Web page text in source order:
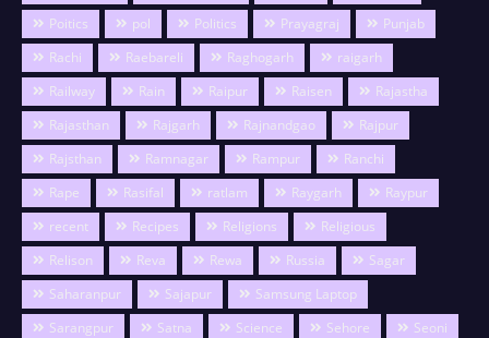
Poitics
pol Politics Prayagraj
Punjab
Rachi
Raebareli Raghogarh
raigarh
Railway
Rain Raipur Raisen
Rajastha
Rajasthan
Rajgarh Rajnandgao
Rajpur
Rajsthan
Ramnagar Rampur
Ranchi
Rape
Rasifal ratlam Raygarh
Raypur
recent
Recipes Religions
Religious
Relison
Reva Rewa Russia
Sagar
Saharanpur
Sajapur
Samsung Laptop
Sarangpur
Satna Science Sehore
Seoni